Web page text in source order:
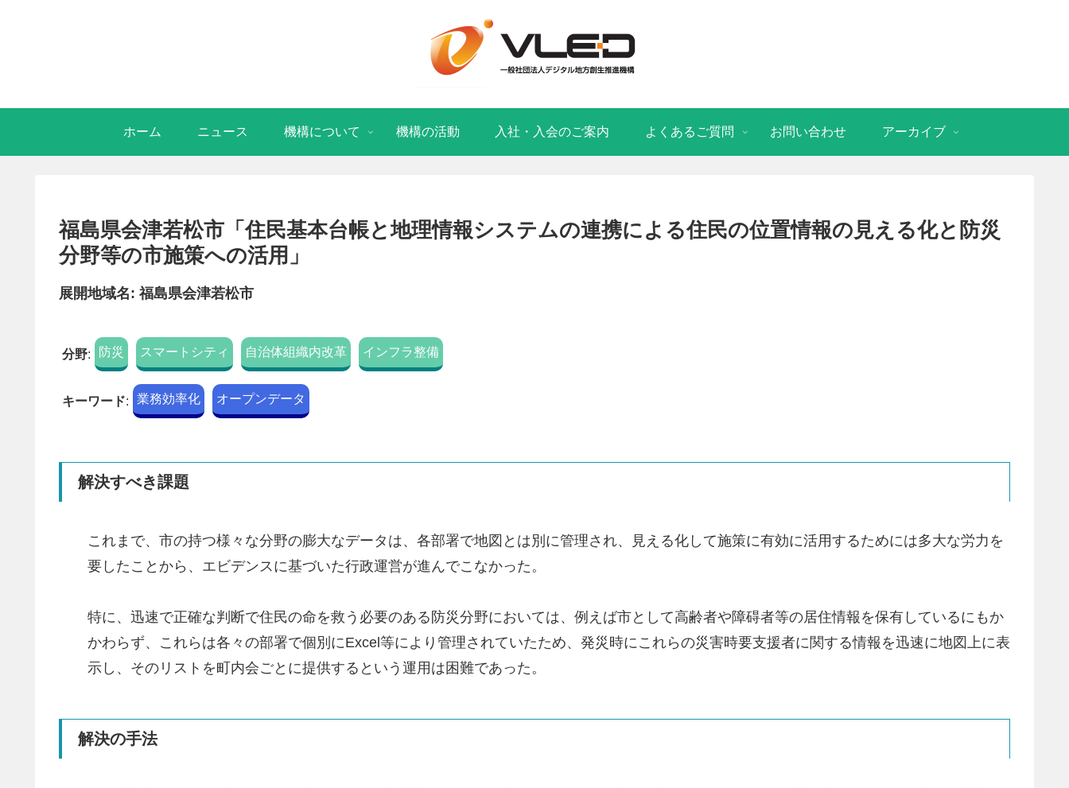
ホーム ニュース 機構について 機構の活動 入社・入会のご案内 よくあるご質問 お問い合わせ アーカイブ
福島県会津若松市「住民基本台帳と地理情報システムの連携による住民の位置情報の見える化と防災
分野等の市施策への活用」
展開地域名: 福島県会津若松市
分野: 防災 スマートシティ 自治体組織内改革 インフラ整備
キーワード: 業務効率化 オープンデータ
解決すべき課題
これまで、市の持つ様々な分野の膨大なデータは、各部署で地図とは別に管理され、見える化して施策に有効に活用するためには多大な労力を
要したことから、エビデンスに基づいた行政運営が進んでこなかった。
特に、迅速で正確な判断で住民の命を救う必要のある防災分野においては、例えば市として高齢者や障碍者等の居住情報を保有しているにもか
かわらず、これらは各々の部署で個別にExcel等により管理されていたため、発災時にこれらの災害時要支援者に関する情報を迅速に地図上に表
示し、そのリストを町内会ごとに提供するという運用は困難であった。
解決の手法